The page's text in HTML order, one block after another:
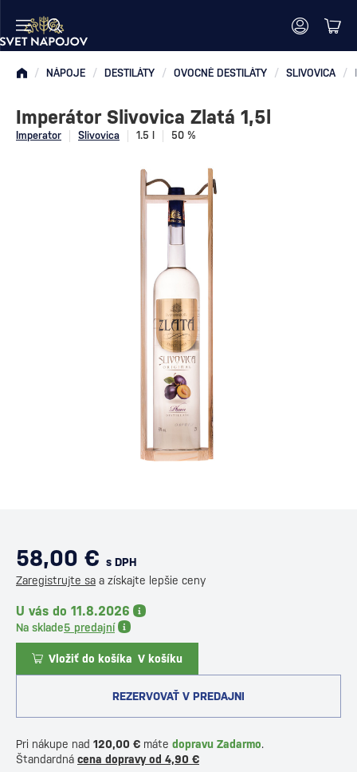
/ NÁPOJE / DESTILÁTY / OVOCNÉ DESTILÁTY / SLIVOVICA /
Imperator Slivovica 1.5 l 50 %
Imperátor Slivovica Zlatá 1,5l
58,00 € s DPH
Zaregistrujte sa a získajte lepšie ceny
U vás do 11.8.2026
Na sklade5 predajní
Vložiť do košíka V košíku
REZERVOVAŤ V PREDAJNI
Pri nákupe nad 120,00 € máte dopravu Zadarmo.
Štandardná cena dopravy od 4,90 €